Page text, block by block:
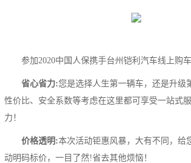
参加2020中国人保携手台州铠利汽车线上购
省心省力:您是选择人生第一辆车，还是升级
性价比、安全系数等考虑在这里都可享受一站式
力！
价格透明:本次活动钜惠风暴，大有不同，给
动明码标价，一目了然!省去其他烦恼！